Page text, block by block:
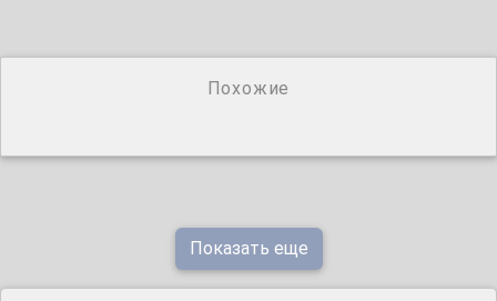
Похожие
Показать еще